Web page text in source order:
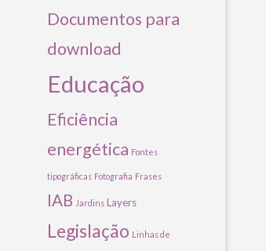
Documentos para
download
Educação
Eficiência
energética Fontes
tipográficas Fotografia Frases
IAB Jardins Layers
Legislação Linhas de